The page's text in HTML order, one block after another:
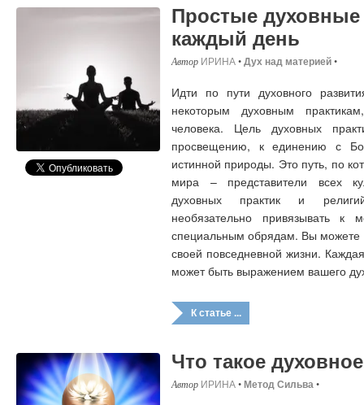
Простые духовные
каждый день
ИРИНА•Дух над материей•
Идти по пути духовного
некоторым духовным
человека. Цель духовных
просвещению, к единению с
истинной природы. Это путь, по
мира – представители всех
духовных практик и
необязательно привязывать
специальным обрядам. Вы можете
своей повседневной жизни.
может быть выражением вашего
К статье ...
Что такое
ИРИНА•Метод Сильва•